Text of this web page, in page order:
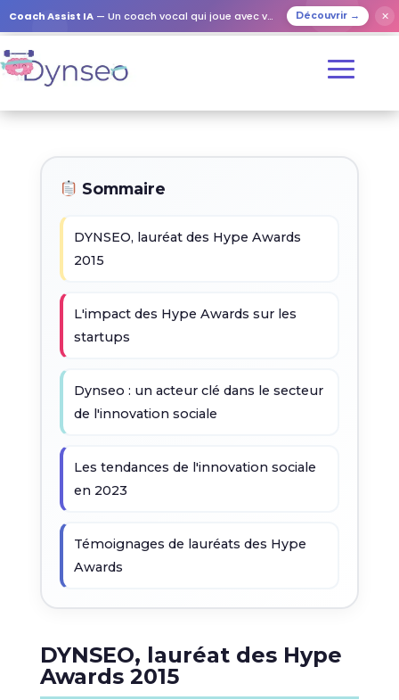
Coach Assist IA — Un coach vocal qui joue avec vos proches Découvrir → ✕
Sommaire
DYNSEO, lauréat des Hype Awards
2015
L'impact des Hype Awards sur les
startups
Dynseo : un acteur clé dans le secteur
de l'innovation sociale
Les tendances de l'innovation sociale
en 2023
Témoignages de lauréats des Hype
Awards
DYNSEO, lauréat des Hype
Awards 2015